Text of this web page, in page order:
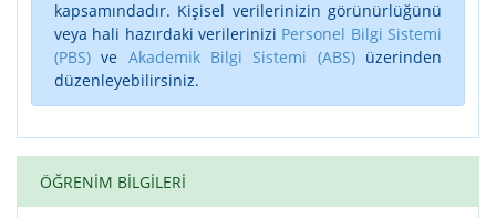
kapsamındadır. Kişisel verilerinizin görünürlüğünü
veya hali hazırdaki verilerinizi Personel Bilgi Sistemi
(PBS) ve Akademik Bilgi Sistemi (ABS)üzerinden
düzenleyebilirsiniz.
ÖĞRENİM BİLGİLERİ